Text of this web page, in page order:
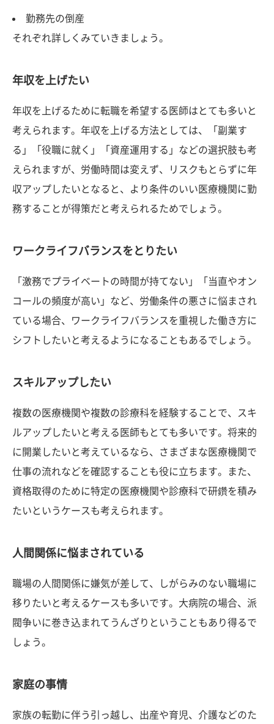
勤務先の倒産
それぞれ詳しくみていきましょう。
年収を上げたい
年収を上げるために転職を希望する医師はとても多いと
考えられます。年収を上げる方法としては、「副業す
る」「役職に就く」「資産運用する」などの選択肢も考
えられますが、労働時間は変えず、リスクもとらずに年
収アップしたいとなると、より条件のいい医療機関に勤
務することが得策だと考えられるためでしょう。
ワークライフバランスをとりたい
「激務でプライベートの時間が持てない」「当直やオン
コールの頻度が高い」など、労働条件の悪さに悩まされ
ている場合、ワークライフバランスを重視した働き方に
シフトしたいと考えるようになることもあるでしょう。
スキルアップしたい
複数の医療機関や複数の診療科を経験することで、スキ
ルアップしたいと考える医師もとても多いです。将来的
に開業したいと考えているなら、さまざまな医療機関で
仕事の流れなどを確認することも役に立ちます。また、
資格取得のために特定の医療機関や診療科で研鑽を積み
たいというケースも考えられます。
人間関係に悩まされている
職場の人間関係に嫌気が差して、しがらみのない職場に
移りたいと考えるケースも多いです。大病院の場合、派
閥争いに巻き込まれてうんざりということもあり得るで
しょう。
家庭の事情
家族の転勤に伴う引っ越し、出産や育児、介護などのた